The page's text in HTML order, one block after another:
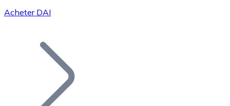
Bitcoin
Acheter DAI